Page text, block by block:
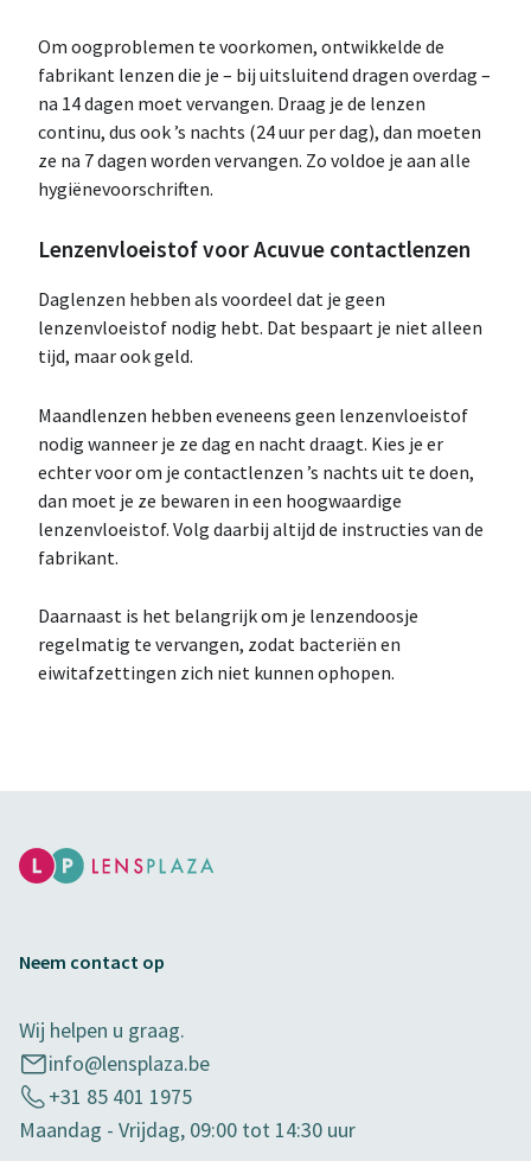
Om oogproblemen te voorkomen, ontwikkelde de
fabrikant lenzen die je – bij uitsluitend dragen overdag –
na 14 dagen moet vervangen. Draag je de lenzen
continu, dus ook ’s nachts (24 uur per dag), dan moeten
ze na 7 dagen worden vervangen. Zo voldoe je aan alle
hygiënevoorschriften.
Lenzenvloeistof voor Acuvue contactlenzen
Daglenzen hebben als voordeel dat je geen
lenzenvloeistof nodig hebt. Dat bespaart je niet alleen
tijd, maar ook geld.
Maandlenzen hebben eveneens geen lenzenvloeistof
nodig wanneer je ze dag en nacht draagt. Kies je er
echter voor om je contactlenzen ’s nachts uit te doen,
dan moet je ze bewaren in een hoogwaardige
lenzenvloeistof. Volg daarbij altijd de instructies van de
fabrikant.
Daarnaast is het belangrijk om je lenzendoosje
regelmatig te vervangen, zodat bacteriën en
eiwitafzettingen zich niet kunnen ophopen.
Neem contact op
Wij helpen u graag.
info@lensplaza.be
+31 85 401 1975
Maandag - Vrijdag, 09:00 tot 14:30 uur